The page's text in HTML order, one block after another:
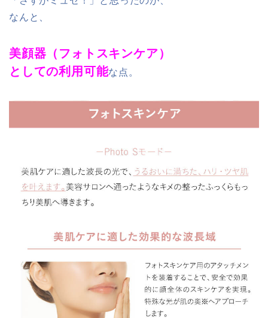
なんと、
美顔器（フォトスキンケア）
としての利用可能な点。